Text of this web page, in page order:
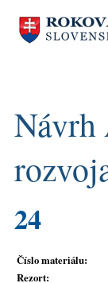
Návrh
24
Číslo materiálu:
Rezort: